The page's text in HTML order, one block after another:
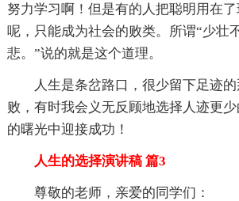
努力学习啊！但是有的人把聪明用在
呢，只能成为社会的败类。所谓“少壮
悲。”说的就是这个道理。
人生是条岔路口，很少留下足迹
败，有时我会义无反顾地选择人迹更
的曙光中迎接成功！
人生的选择演讲稿 篇3
尊敬的老师，亲爱的同学们：